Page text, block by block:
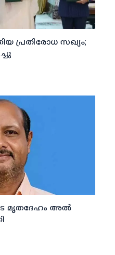
പ്രതിരോധ സഖ്യം;
മൃതദേഹം അല്‍